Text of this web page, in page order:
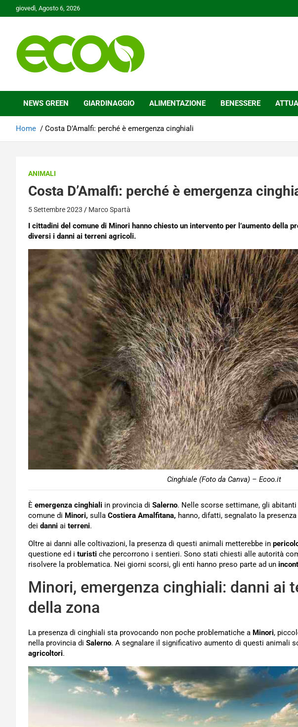
to
giovedì, Agosto 6, 2026
Ecoo.it
NEWS GREEN GIARDINAGGIO ALIMENTAZIONE BENESSERE
Home Costa D’Amalfi: perché è emergenza cinghiali
ANIMALI
Costa D’Amalfi: perché è emergenza
5 Settembre 2023 Marco Spartà
I cittadini del comune di Minori hanno chiesto un intervento per l’aumento della
diversi i danni ai terreni agricoli.
Cinghiale (Foto da Canva) – Ecoo.it
È emergenza cinghiali in provincia di Salerno. Nelle scorse settimane, gli
comune di Minori, sulla Costiera Amalfitana, hanno, difatti, segnalato la presenza
dei danni ai terreni.
Oltre ai danni alle coltivazioni, la presenza di questi animali metterebbe in
questione ed i turisti che percorrono i sentieri. Sono stati chiesti alle autorità
risolvere la problematica. Nei giorni scorsi, gli enti hanno preso parte ad un
Minori, emergenza cinghiali: danni ai
della zona
La presenza di cinghiali sta provocando non poche problematiche a Minori,
nella provincia di Salerno. A segnalare il significativo aumento di questi animali
agricoltori.